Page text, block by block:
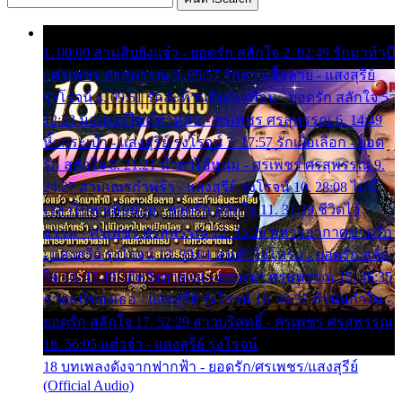
1. 00:00 สามสิบยังแจ๋ว - ยอดรัก สลักใจ 2. 02:49 รักมาห้าปี
- ศรเพชร ศรสุพรรณ 3. 05:57 รักสาวเสื้อลาย - แสงสุรีย์
รุ่งโรจน์ 4. 09:51 รักสะท้านดินสะเทือน - ยอดรัก สลักใจ 5.
12:23 มอเตอร์ไซค์ทำหล่น - ศรเพชร ศรสุพรรณ 6. 14:49
หิ้วกระเป๋า - แสงสุรีย์ รุ่งโรจน์ 7. 17:57 รักเผื่อเลือก - ยอด
รัก สลักใจ 8. 21:21 น้ำตาไอ้หนุ่ม - ศรเพชร ศรสุพรรณ 9.
24:27 สามเณรกำพร้า - แสงสุรีย์ รุ่งโรจน์ 10. 28:08 ไม่มี
เวลาไปหาเมียน้อย - ยอดรัก สลักใจ 11. 31:29 ชีวิตไอ้
ธรรม - ศรเพชร ศรสุพรรณ 12. 35:26 ทหารอากาศขาดรัก
- แสงสุรีย์ รุ่งโรจน์ 13. 39:01 คนหัวใจโทรม - ยอดรัก สลัก
ใจ 14. 42:49 ไอ้หวังตายแน่ - ศรเพชร ศรสุพรรณ 15. 46:35
ธาตุแท้ของเธอ - แสงสุรีย์ รุ่งโรจน์ 16. 49:57 กำนันกำใน -
ยอดรัก สลักใจ 17. 52:29 สาวบริสุทธิ์ - ศรเพชร ศรสุพรรณ
18. 56:05 แต๋วจ๋า - แสงสุรีย์ รุ่งโรจน์
18 บทเพลงดังจากฟากฟ้า - ยอดรัก/ศรเพชร/แสงสุรีย์
(Official Audio)